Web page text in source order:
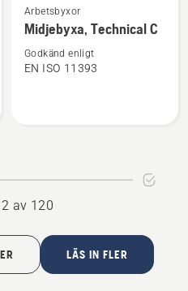
Se
mer
om
Arbetsbyxor
Midjebyxa, Technical C
Godkänd enligt
EN ISO 11393
av 120
LÄS IN FLER